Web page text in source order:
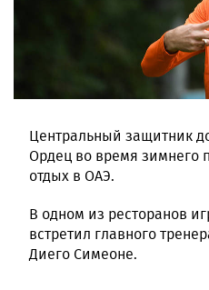
Центральный защитник
Ордец во время зимнего
отдых в ОАЭ.
В одном из ресторанов
встретил главного
Диего Симеоне.